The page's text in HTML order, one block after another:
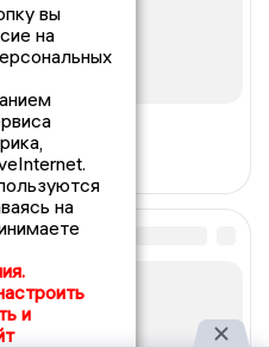
вы
на
на
и